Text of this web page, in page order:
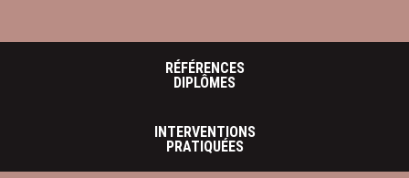
RÉFÉRENCES
DIPLÔMES
INTERVENTIONS
PRATIQUÉES